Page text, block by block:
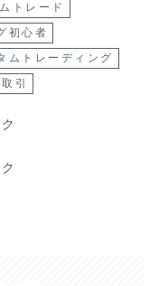
トレード
初心者
ムトレーディング
引